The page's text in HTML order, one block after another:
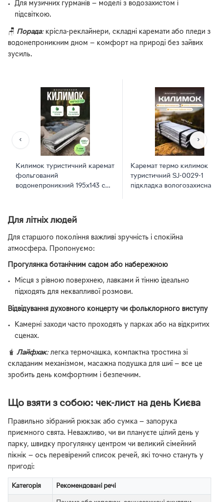
Для музичних гурманів — моделі з водозахистом і
підсвіткою.
🪑 Порада:крісла-реклайнери, складні каремати або пледи з
водонепроникним дном — комфорт на природі без зайвих
зусиль.
‹
Килимок туристичний каремат
фольгований
водонепроникний 195х143 см
пікніка
Каремат термо килимок
туристичний SJ-0029-1
підкладка вологозахисна в
›
Для літніх людей
Для старшого покоління важливі зручність і спокійна
атмосфера. Пропонуємо:
Прогулянка ботанічним садом або набережною
Місця з рівною поверхнею, лавками й тінню ідеально
підходять для неквапливої розмови.
Відвідування духовного концерту чи фольклорного виступу
Камерні заходи часто проходять у парках або на відкритих
сценах.
🧋 Лайфхак:легка термочашка, компактна тростина зі
складаним механізмом, масажна подушка для шиї — все це
зробить день комфортним і безпечним.
Що взяти з собою: чек-лист на день Києва
Правильно зібраний рюкзак або сумка — запорука
приємного свята. Неважливо, чи ви плануєте цілий день у
парку, швидку прогулянку центром чи великий сімейний
пікнік — ось перевірений список речей, які точно стануть у
пригоді:
Категорія Рекомендовані речі